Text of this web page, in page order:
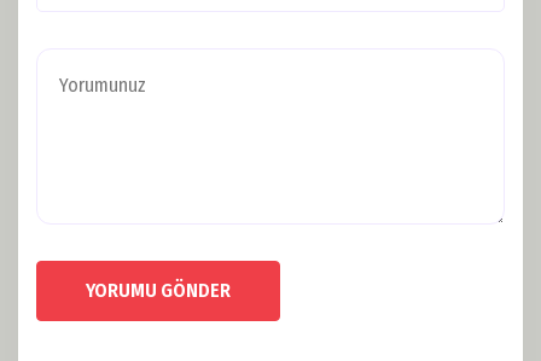
YORUMU GÖNDER